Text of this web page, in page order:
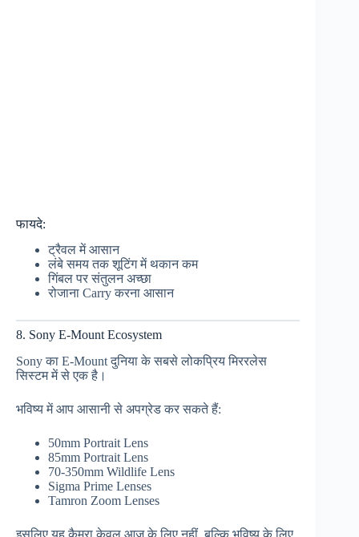
फायदे:
ट्रैवल में आसान
लंबे समय तक शूटिंग में थकान कम
गिंबल पर संतुलन अच्छा
रोजाना Carry करना आसान
8. Sony E-Mount Ecosystem
Sony का E-Mount दुनिया के सबसे लोकप्रिय मिररलेस
सिस्टम में से एक है।
भविष्य में आप आसानी से अपग्रेड कर सकते हैं:
50mm Portrait Lens
85mm Portrait Lens
70-350mm Wildlife Lens
Sigma Prime Lenses
Tamron Zoom Lenses